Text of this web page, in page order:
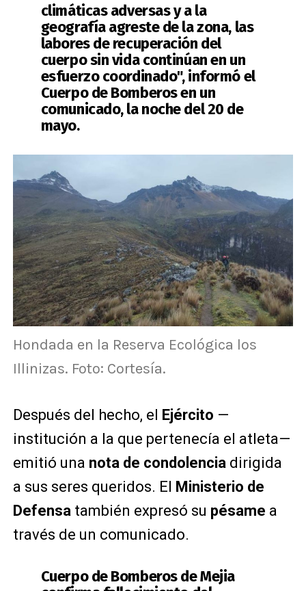
climáticas adversas y a la
geografía agreste de la zona, las
labores de recuperación del
cuerpo sin vida continúan en un
esfuerzo coordinado", informó el
Cuerpo de Bomberos en un
comunicado, la noche del 20 de
mayo.
Hondada en la Reserva Ecológica los
Illinizas. Foto: Cortesía.
Después del hecho, el Ejército —
institución a la que pertenecía el atleta—
emitió una nota de condolencia dirigida
a sus seres queridos. El Ministerio de
Defensa también expresó su pésame a
través de un comunicado.
Cuerpo de Bomberos de Mejia